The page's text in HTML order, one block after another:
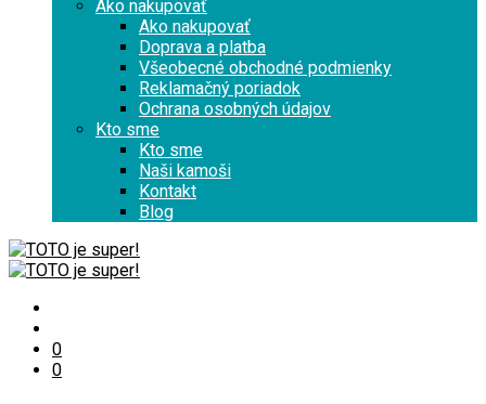
Ako nakupovať
Ako nakupovať
Doprava a platba
Všeobecné obchodné podmienky
Reklamačný poriadok
Ochrana osobných údajov
Kto sme
Kto sme
Naši kamoši
Kontakt
Blog
0
0